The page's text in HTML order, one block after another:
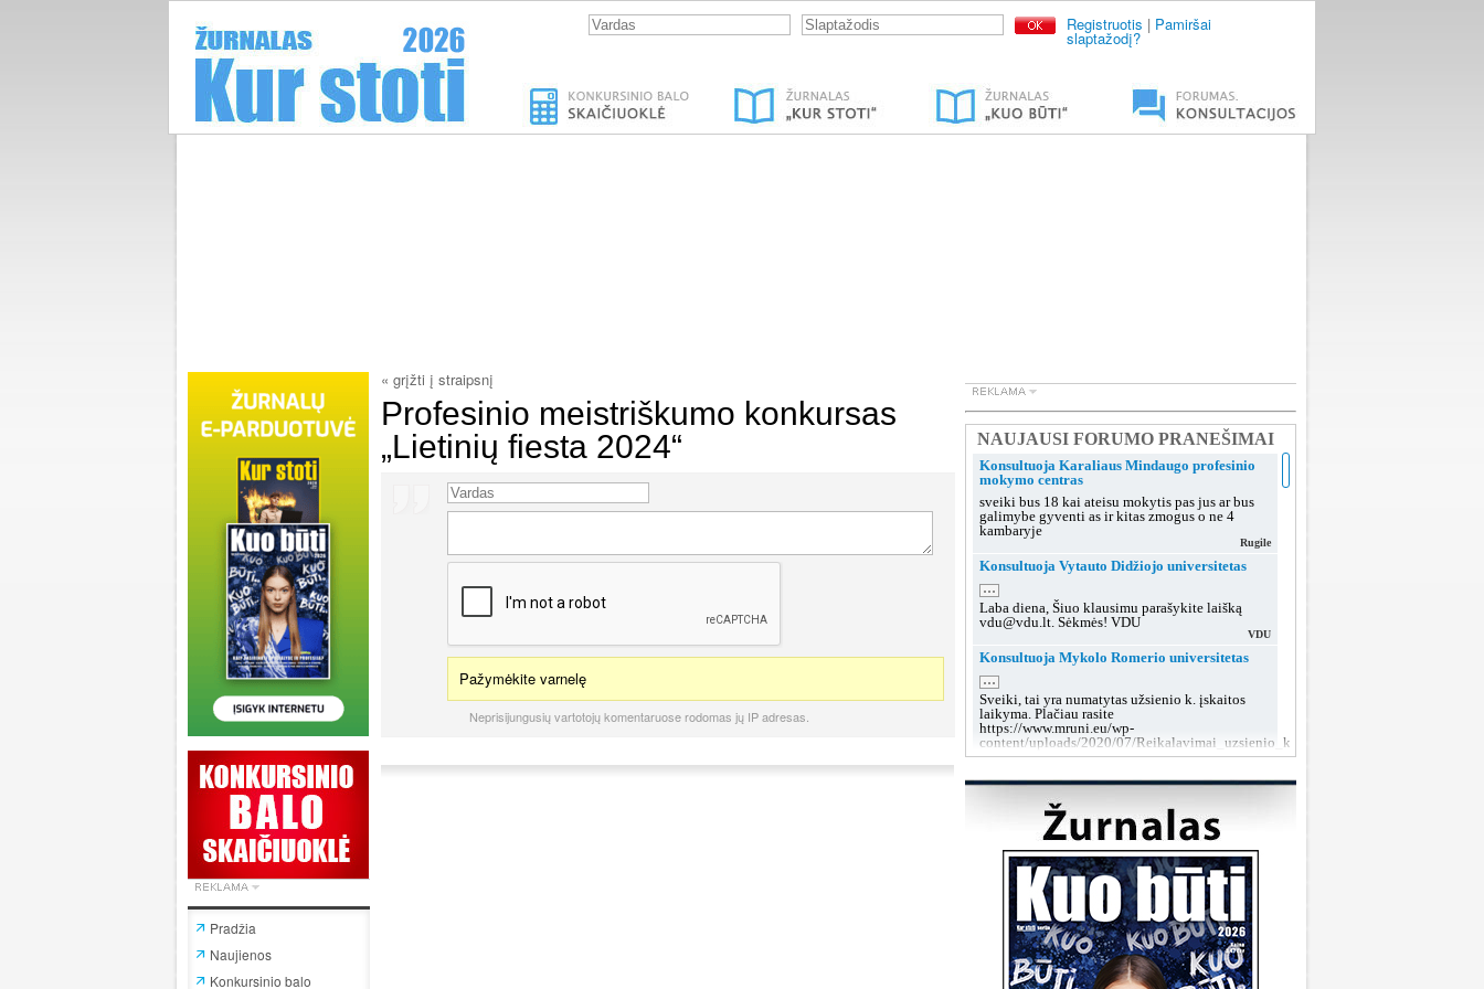
Registruotis | Pamiršai
slaptažodį?
Pradžia
Naujienos
Konkursinio balo
« grįžti į straipsnį
Profesinio meistriškumo konkursas
„Lietinių fiesta 2024“
Pažymėkite varnelę
Neprisijungusių vartotojų komentaruose rodomas jų IP adresas.
Konsultuoja Karaliaus Mindaugo profesinio
mokymo centras
sveiki bus 18 kai ateisu mokytis pas jus ar bus
galimybe gyventi as ir kitas zmogus o ne 4
kambaryje
Rugile
Konsultuoja Vytauto Didžiojo universitetas
...
Laba diena, Šiuo klausimu parašykite laišką
vdu@vdu.lt. Sėkmės! VDU
VDU
Konsultuoja Mykolo Romerio universitetas
...
Sveiki, tai yra numatytas užsienio k. įskaitos
laikyma. Plačiau rasite
https://www.mruni.eu/wp-
content/uploads/2020/07/Reikalavimai_uzsienio_kalbos_iskaitai_2018.pdf
MRU konsultacijos
Konsultuoja Lietuvos sveikatos mokslų
Laba diena, tokiu klausimu rekomenduojame po
sutarties pasirašymo kreiptis į dekanatą prieš
grupių suformavimą arba teikti prašymą dėl
grupės keitimo, kai grupės jau bus aiškios.
LSMU SRT
Konsultuoja Klaipėdos valstybinė kolegija
Laba diena, taip, galite susisiekti su mumis šiais
kontaktais:
https://www.kvk.lt/stojantiesiems/priemimas-i-
NAUJAUSI FORUMO PRANEŠIMAI